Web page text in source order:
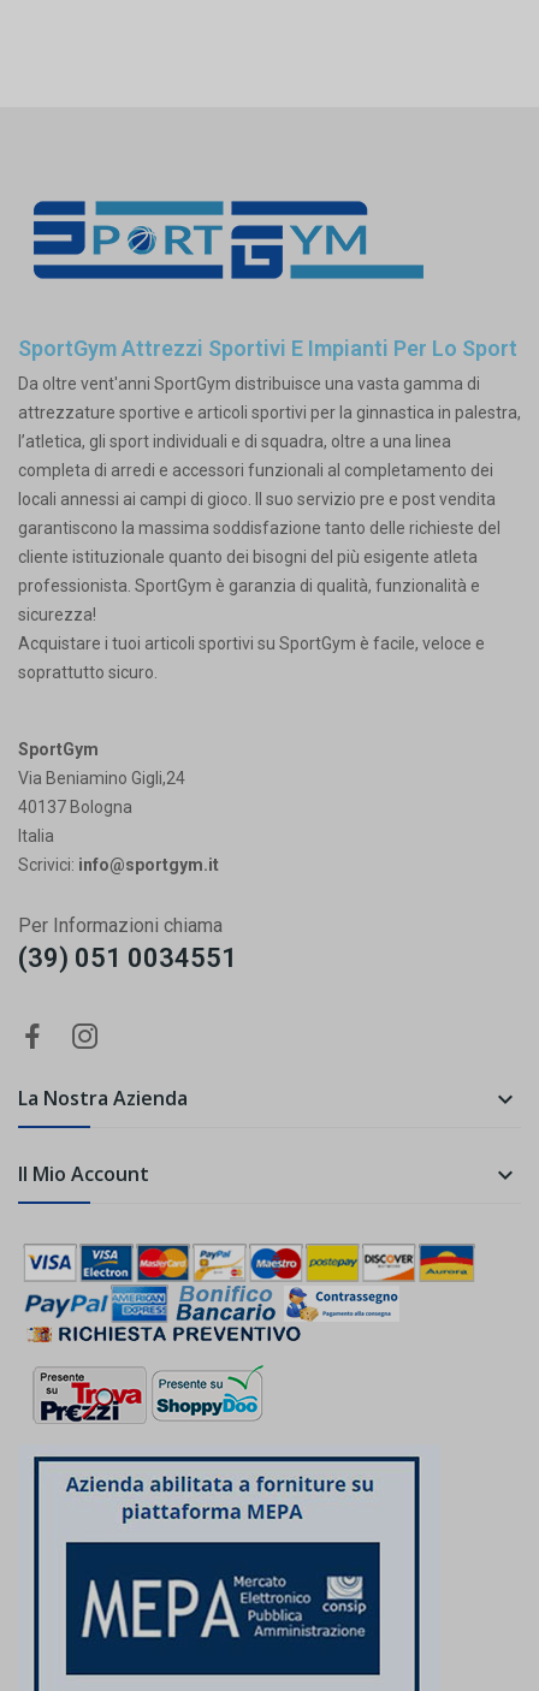
SportGym Attrezzi Sportivi E Impianti Per Lo Sport
Da oltre vent'anni SportGym distribuisce una vasta gamma di
attrezzature sportive e articoli sportivi per la ginnastica in palestra,
l’atletica, gli sport individuali e di squadra, oltre a una linea
completa di arredi e accessori funzionali al completamento dei
locali annessi ai campi di gioco. Il suo servizio pre e post vendita
garantiscono la massima soddisfazione tanto delle richieste del
cliente istituzionale quanto dei bisogni del più esigente atleta
professionista. SportGym è garanzia di qualità, funzionalità e
sicurezza!
Acquistare i tuoi articoli sportivi su SportGym è facile, veloce e
soprattutto sicuro.
SportGym
Via Beniamino Gigli,24
40137 Bologna
Italia
Scrivici: info@sportgym.it
Per Informazioni chiama
(39) 051 0034551
La Nostra Azienda 
Il Mio Account 